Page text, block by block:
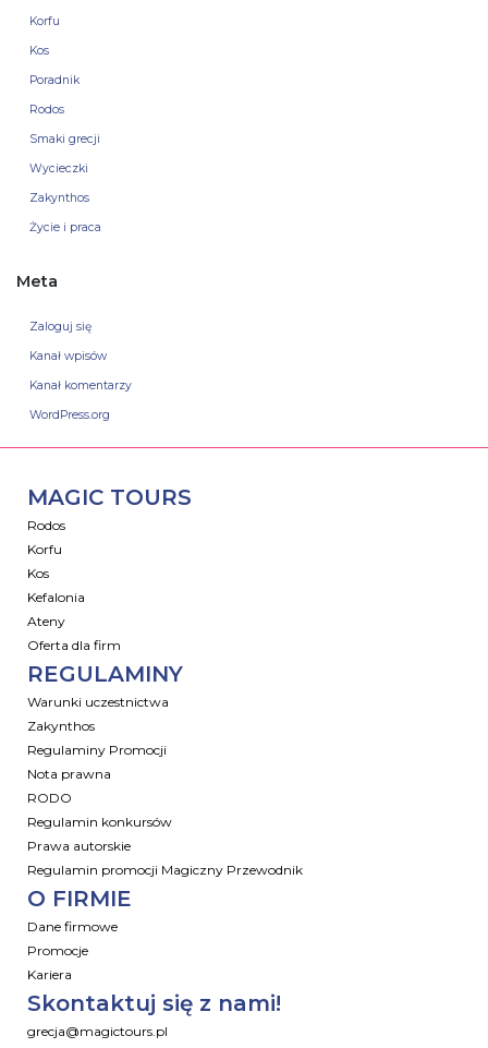
Korfu
Kos
Poradnik
Rodos
Smaki grecji
Wycieczki
Zakynthos
Życie i praca
Meta
Zaloguj się
Kanał wpisów
Kanał komentarzy
WordPress.org
MAGIC TOURS
Rodos
Korfu
Kos
Kefalonia
Ateny
Oferta dla firm
REGULAMINY
Warunki uczestnictwa
Zakynthos
Regulaminy Promocji
Nota prawna
RODO
Regulamin konkursów
Prawa autorskie
Regulamin promocji Magiczny Przewodnik
O FIRMIE
Dane firmowe
Promocje
Kariera
Skontaktuj się z nami!
grecja@magictours.pl